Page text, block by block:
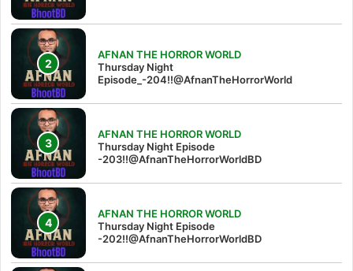
AFNAN THE HORROR WORLD
Thursday Night
Episode_-204!!@AfnanTheHorrorWorld
AFNAN THE HORROR WORLD
Thursday Night Episode
-203!!@AfnanTheHorrorWorldBD
AFNAN THE HORROR WORLD
Thursday Night Episode
-202!!@AfnanTheHorrorWorldBD